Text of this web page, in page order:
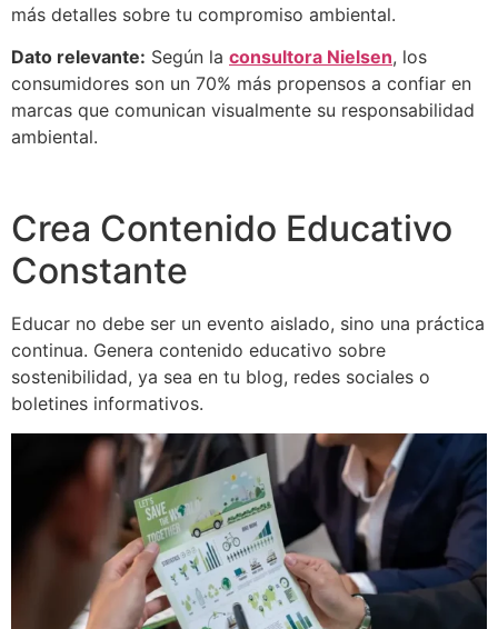
más detalles sobre tu compromiso ambiental.
Dato relevante: Según la consultora Nielsen, los
consumidores son un 70% más propensos a confiar en
marcas que comunican visualmente su responsabilidad
ambiental.
Crea Contenido Educativo
Constante
Educar no debe ser un evento aislado, sino una práctica
continua. Genera contenido educativo sobre
sostenibilidad, ya sea en tu blog, redes sociales o
boletines informativos.